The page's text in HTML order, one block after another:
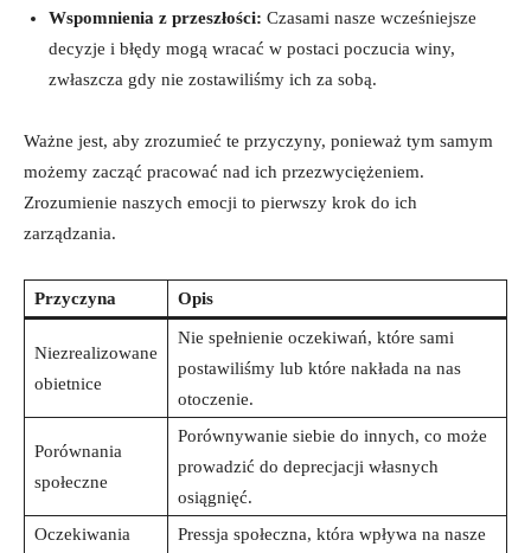
Wspomnienia z przeszłości: ‍Czasami nasze wcześniejsze
decyzje⁤ i błędy mogą wracać w postaci poczucia winy,
zwłaszcza ​gdy nie zostawiliśmy ich za sobą.
Ważne jest, aby zrozumieć te⁣ przyczyny, ponieważ tym samym
możemy zacząć pracować nad ⁤ich przezwyciężeniem.
‌Zrozumienie naszych emocji to‍ pierwszy⁤ krok do ich
zarządzania.
Przyczyna Opis
Niezrealizowane
obietnice
Nie spełnienie oczekiwań,​ które sami
postawiliśmy lub które nakłada‍ na ⁤nas
otoczenie.
Porównania
społeczne
Porównywanie ‌siebie do innych, co może
‌prowadzić do deprecjacji własnych
osiągnięć.
Oczekiwania
Pressja⁤ społeczna, ⁣która wpływa ‍na nasze